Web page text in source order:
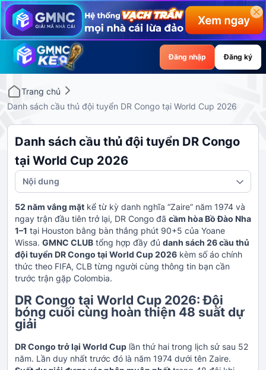
Đăng nhập Đăng ký
Trang chủ
Danh sách cầu thủ đội tuyển DR Congo tại World Cup 2026
Danh sách cầu thủ đội tuyển DR Congo
tại World Cup 2026
Nội dung
52 năm vắng mặt kể từ kỳ danh nghĩa “Zaire” năm 1974 và
ngay trận đầu tiên trở lại, DR Congo đã cầm hòa Bồ Đào Nha
1–1 tại Houston bằng bàn thắng phút 90+5 của Yoane
Wissa. GMNC CLUB tổng hợp đầy đủ danh sách 26 cầu thủ
đội tuyển DR Congo tại World Cup 2026 kèm số áo chính
thức theo FIFA, CLB từng người cùng thông tin bạn cần
trước trận gặp Colombia.
DR Congo tại World Cup 2026: Đội
bóng cuối cùng hoàn thiện 48 suất dự
giải
DR Congo trở lại World Cup lần thứ hai trong lịch sử sau 52
năm. Lần duy nhất trước đó là năm 1974 dưới tên Zaire.